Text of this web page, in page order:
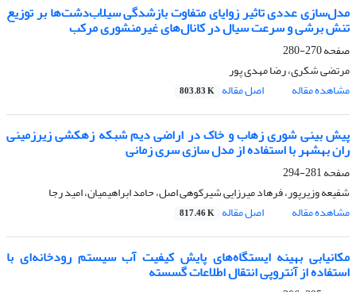
مدل‌سازی عددی تاثیر زوایای متفاوت بازشدگی سیلاب‌دشت‌ها بر توزیع
تنش برشی و سرعت سیال در کانال‌های غیرمنشوری مرکب
صفحه270-280
مرتضی شکری، رضا مهدی پور
مشاهده مقاله
اصل مقاله 803.83 K
پیش ‏بینی شوری زهاب و خاک در اراضی دیم شبکه زهکشی زیرزمینی
ران بهشهر با استفاده از مدل‏ سازی سری زمانی
صفحه281-294
شفیعه وزیرپور، فرهاد میرزایی شیرکوهی اصل، حامد ابراهیمیان، امید رجا
مشاهده مقاله
اصل مقاله 817.46 K
مکانیابی بهینه ایستگاه‌های پایش کیفیت آب سیستم رودخانه‌ای با
استفاده از آنتروپی انتقال اطلاعات گسسته